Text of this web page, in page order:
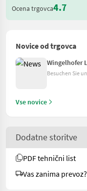
Ocena trgovca4.7
Novice od trgovca
Wingelhofer
Besuchen Sie
Vse novice
Dodatne storitve
PDF tehnični list
Vas zanima prevoz?